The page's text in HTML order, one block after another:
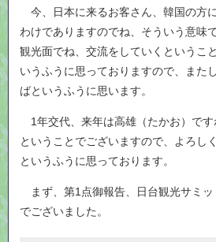
今、日本に来るお客さん、韓国の方
わけでありますのでね、そういう意味
観光面でね、交流をしていくというこ
いうふうに思っておりますので、また
ばというふうに思います。
1年交代、来年は高雄（たかお）です
ということでございますので、よろし
というふうに思っております。
まず、第1点御報告、日台観光サミッ
でございました。